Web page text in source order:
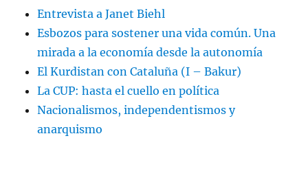
Entrevista a Janet Biehl
Esbozos para sostener una vida común. Una
mirada a la economía desde la autonomía
El Kurdistan con Cataluña (I – Bakur)
La CUP: hasta el cuello en política
Nacionalismos, independentismos y
anarquismo